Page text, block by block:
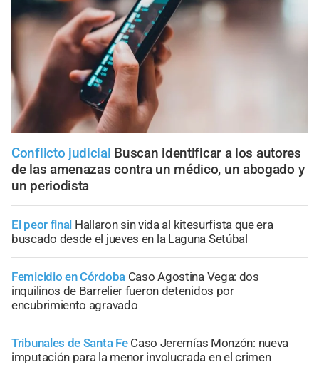
Conflicto judicial Buscan identificar a los autores
de las amenazas contra un médico, un abogado y
un periodista
El peor final Hallaron sin vida al kitesurfista que era
buscado desde el jueves en la Laguna Setúbal
Femicidio en Córdoba Caso Agostina Vega: dos
inquilinos de Barrelier fueron detenidos por
encubrimiento agravado
Tribunales de Santa Fe Caso Jeremías Monzón: nueva
imputación para la menor involucrada en el crimen